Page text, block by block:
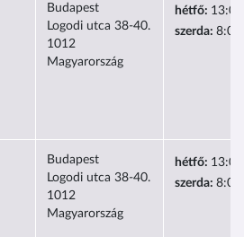
Budapest
Logodi utca 38-40.
1012
Magyarország
hétfő:
szerda:
Budapest
Logodi utca 38-40.
1012
Magyarország
hétfő:
szerda: